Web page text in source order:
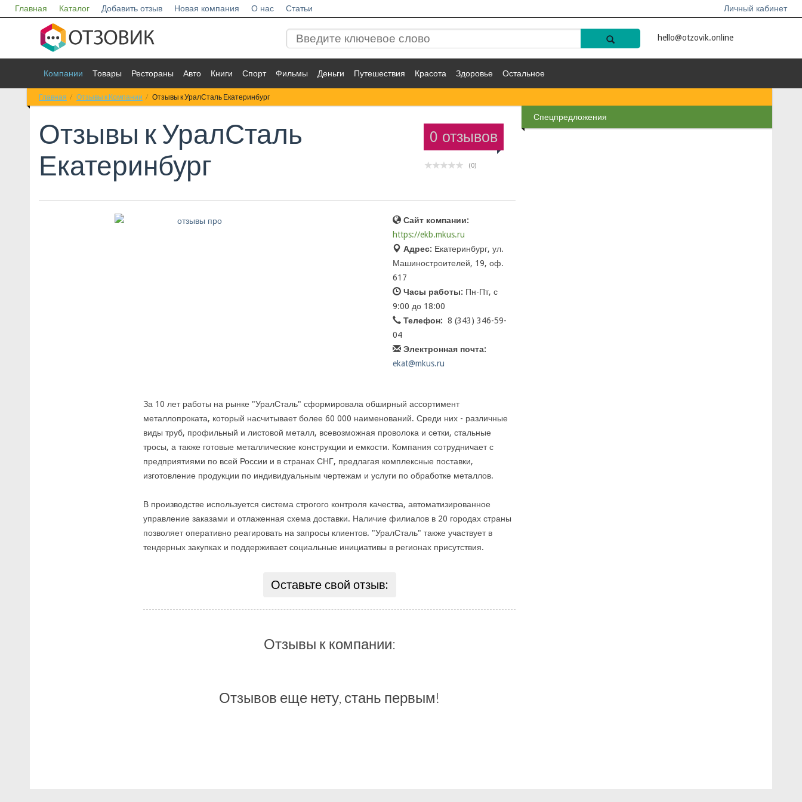
Главная Каталог Добавить отзыв Новая компания О нас Статьи Личный кабинет
hello@otzovik.online
Компании Товары Рестораны Авто Книги Спорт Фильмы Деньги Путешествия Красота Здоровье Остальное
Главная Отзывы к Компании Отзывы к УралСталь Екатеринбург
0 отзывов
(0)
Отзывы кУралСталь
Екатеринбург
Сайт компании:
https://ekb.mkus.ru
Адрес: Екатеринбург, ул.
Машиностроителей, 19, оф.
617
Часы работы: Пн-Пт, с
9:00 до 18:00
Телефон: 8 (343) 346-59-
04
Электронная почта:
ekat@mkus.ru
За 10 лет работы на рынке "УралСталь" сформировала обширный ассортимент
металлопроката, который насчитывает более 60 000 наименований. Среди них - различные
виды труб, профильный и листовой металл, всевозможная проволока и сетки, стальные
тросы, а также готовые металлические конструкции и емкости. Компания сотрудничает с
предприятиями по всей России и в странах СНГ, предлагая комплексные поставки,
изготовление продукции по индивидуальным чертежам и услуги по обработке металлов.
В производстве используется система строгого контроля качества, автоматизированное
управление заказами и отлаженная схема доставки. Наличие филиалов в 20 городах страны
позволяет оперативно реагировать на запросы клиентов. "УралСталь" также участвует в
тендерных закупках и поддерживает социальные инициативы в регионах присутствия.
Оставьте свой отзыв:
Отзывы к компании:
Отзывов еще нету, стань первым!
Спецпредложения